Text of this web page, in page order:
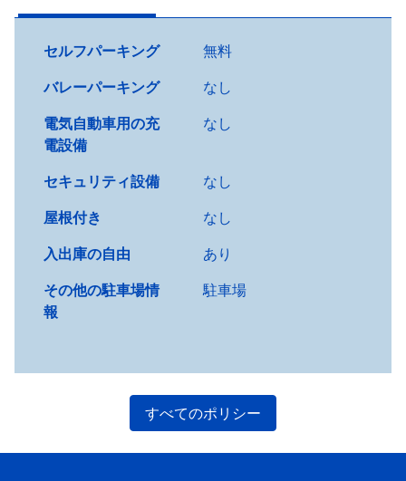
セルフパーキング
無料
バレーパーキング
なし
電気自動車用の充
電設備
なし
セキュリティ設備
なし
屋根付き
なし
入出庫の自由
あり
その他の駐車場情
報
駐車場
すべてのポリシー